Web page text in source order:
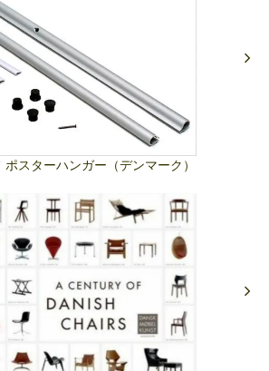
スターハンガー（デンマーク）